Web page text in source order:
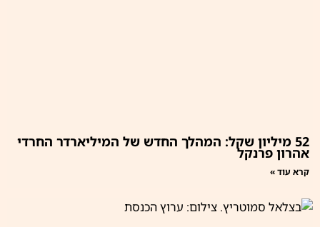
52 מיליון שקל: המהלך החדש של המיליארדר החרדי
אהרון פרנקל
קרא עוד »